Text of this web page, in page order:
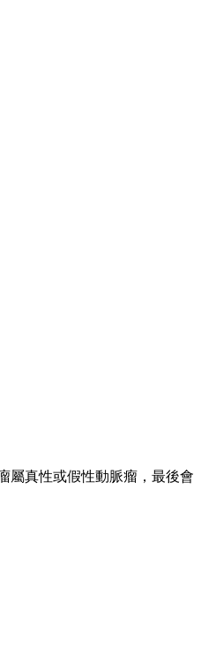
屬真性或假性動脈瘤，最後會